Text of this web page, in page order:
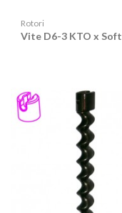
Rotori
Vite D6-3 KTO x Soft